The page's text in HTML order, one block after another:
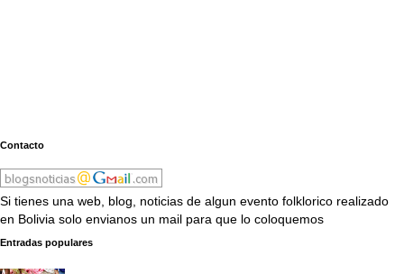
Contacto
Si tienes una web, blog, noticias de algun evento folklorico realizado
en Bolivia solo envianos un mail para que lo coloquemos
Entradas populares